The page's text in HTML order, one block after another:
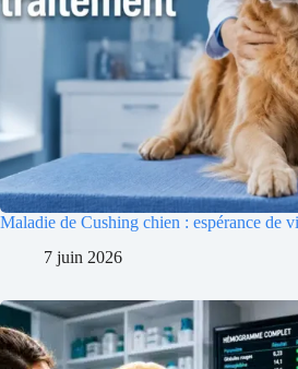
Maladie de Cushing chien : espérance de
7 juin 2026